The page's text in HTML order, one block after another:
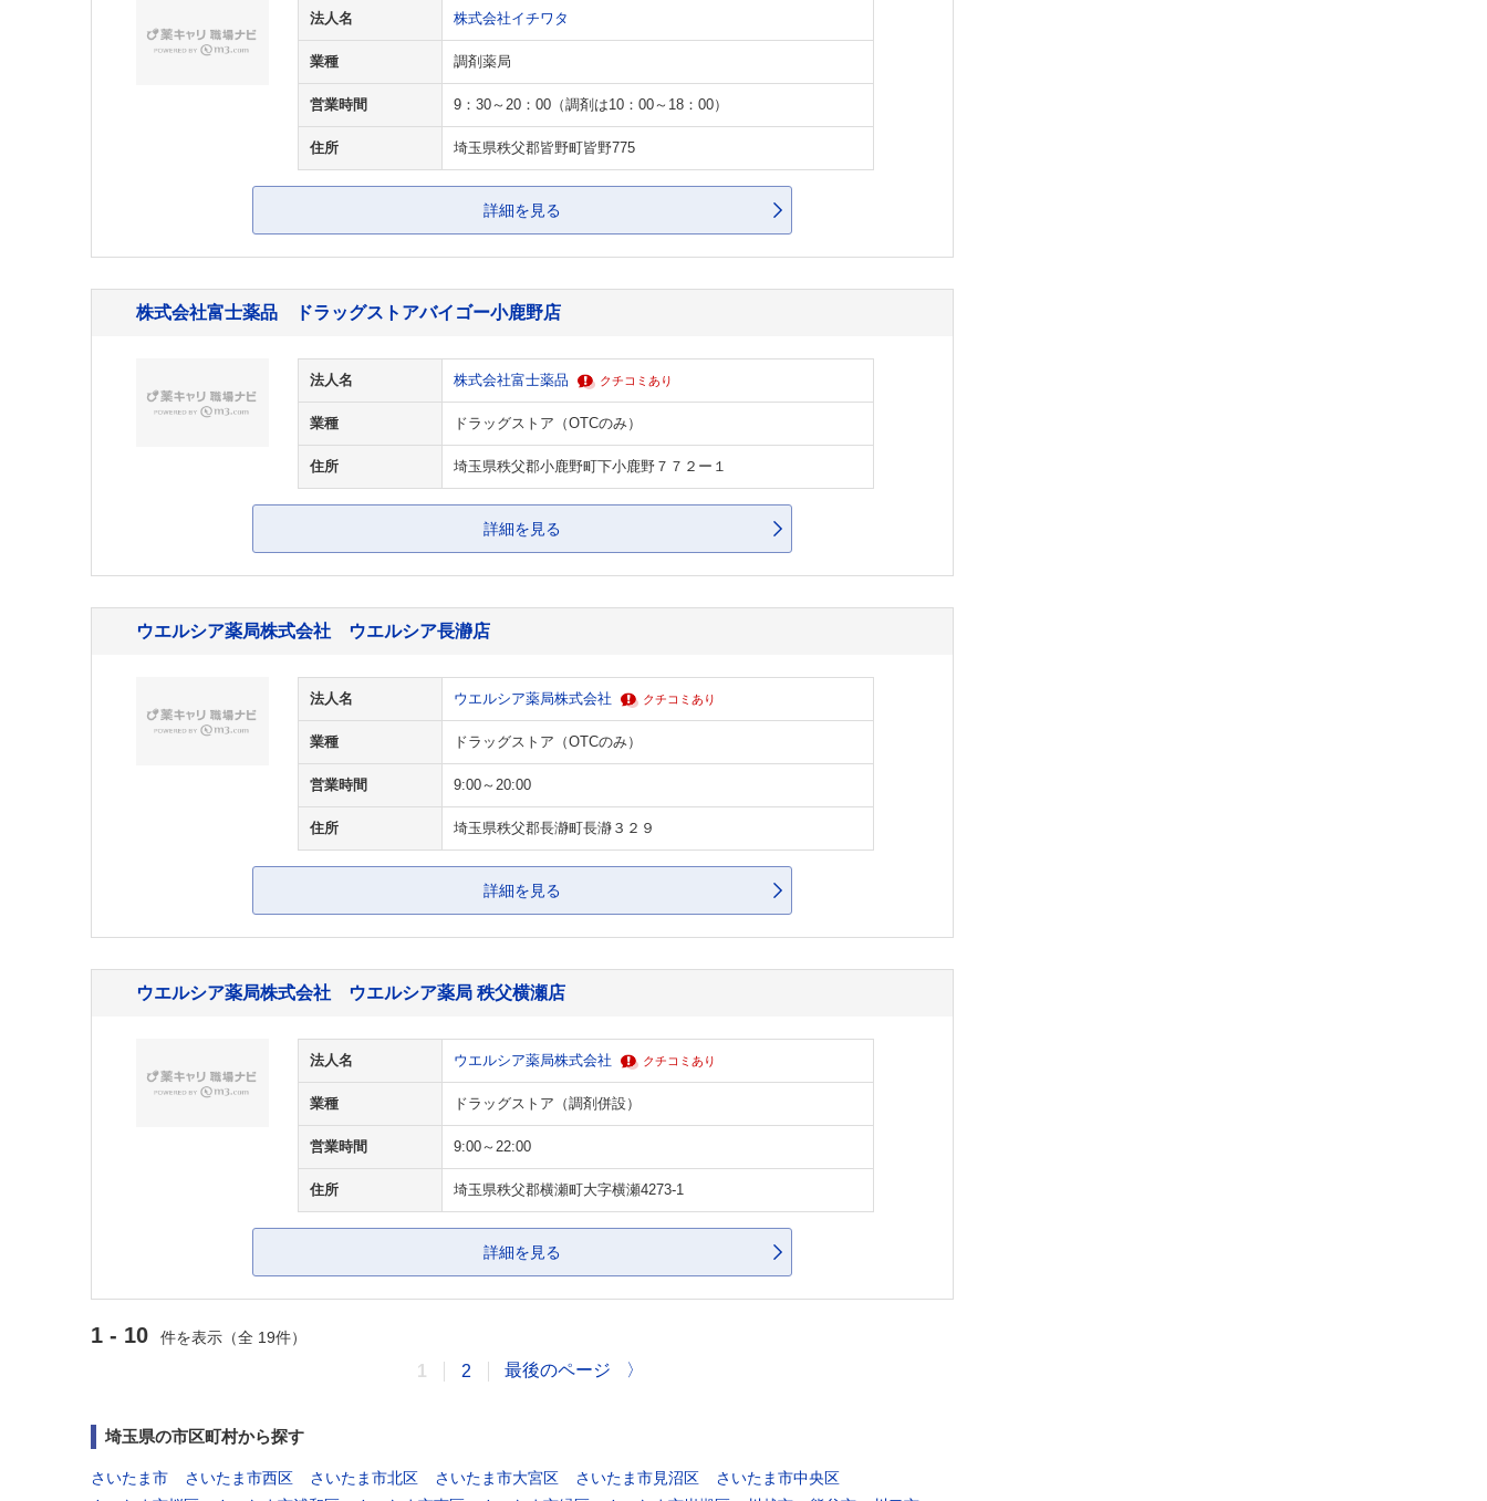
法人名 株式会社イチワタ
業種 調剤薬局
営業時間 9：30～20：00（調剤は10：00～18：00）
住所 埼玉県秩父郡皆野町皆野775
詳細を見る
株式会社富士薬品 ドラッグストアバイゴー小鹿野店
法人名 株式会社富士薬品 クチコミあり
業種 ドラッグストア（OTCのみ）
住所 埼玉県秩父郡小鹿野町下小鹿野７７２ー１
詳細を見る
ウエルシア薬局株式会社 ウエルシア長瀞店
法人名 ウエルシア薬局株式会社 クチコミあり
業種 ドラッグストア（OTCのみ）
営業時間 9:00～20:00
住所 埼玉県秩父郡長瀞町長瀞３２９
詳細を見る
ウエルシア薬局株式会社 ウエルシア薬局 秩父横瀬店
法人名 ウエルシア薬局株式会社 クチコミあり
業種 ドラッグストア（調剤併設）
営業時間 9:00～22:00
住所 埼玉県秩父郡横瀬町大字横瀬4273-1
詳細を見る
1 - 10 件を表示（全 19件）
1 2 最後のページ 〉
埼玉県の市区町村から探す
さいたま市 さいたま市西区 さいたま市北区 さいたま市大宮区 さいたま市見沼区
さいたま市中央区